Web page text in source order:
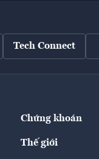
Tech Connect
Chứng khoán
Thế giới